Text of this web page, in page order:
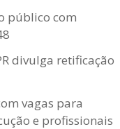
público com
divulga retificação
vagas para
e profissionais